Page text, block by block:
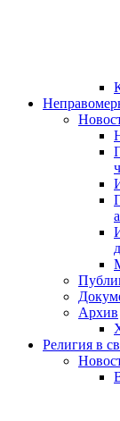
Архив
Религия в